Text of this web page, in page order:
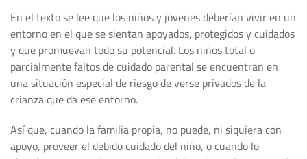
En el texto se lee que los niños y jóvenes deberían vivir en un
entorno en el que se sientan apoyados, protegidos y cuidados
y que promuevan todo su potencial. Los niños total o
parcialmente faltos de cuidado parental se encuentran en
una situación especial de riesgo de verse privados de la
crianza que da ese entorno.
Así que, cuando la familia propia, no puede, ni siquiera con
apoyo, proveer el debido cuidado del niño, o cuando lo